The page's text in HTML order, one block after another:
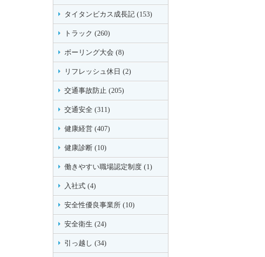
タイタンビカス成長記 (153)
トラック (260)
ボーリング大会 (8)
リフレッシュ休日 (2)
交通事故防止 (205)
交通安全 (311)
健康経営 (407)
健康診断 (10)
働きやすい職場認定制度 (1)
入社式 (4)
安全性優良事業所 (10)
安全衛生 (24)
引っ越し (34)